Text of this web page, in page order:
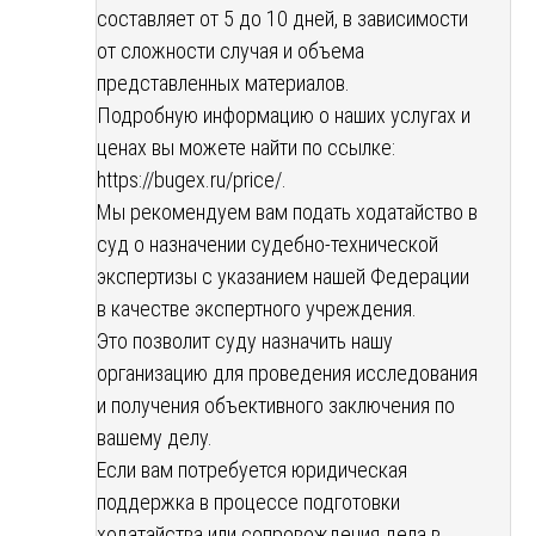
составляет от 5 до 10 дней, в зависимости
от сложности случая и объема
представленных материалов.
Подробную информацию о наших услугах и
ценах вы можете найти по ссылке:
https://bugex.ru/price/
Мы рекомендуем вам подать ходатайство в
суд о назначении судебно-технической
экспертизы с указанием нашей Федерации
в качестве экспертного учреждения.
Это позволит суду назначить нашу
организацию для проведения исследования
и получения объективного заключения по
вашему делу.
Если вам потребуется юридическая
поддержка в процессе подготовки